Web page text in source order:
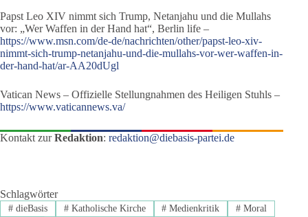
Papst Leo XIV nimmt sich Trump, Netanjahu und die Mullahs
vor: „Wer Waffen in der Hand hat“, Berlin life –
https://www.msn.com/de-de/nachrichten/other/papst-leo-xiv-
nimmt-sich-trump-netanjahu-und-die-mullahs-vor-wer-waffen-in-
der-hand-hat/ar-AA20dUgl
Vatican News – Offizielle Stellungnahmen des Heiligen Stuhls –
https://www.vaticannews.va/
Kontakt zurRedaktion: redaktion@diebasis-partei.de
Schlagwörter
#dieBasis #Katholische Kirche # Medienkritik # Moral